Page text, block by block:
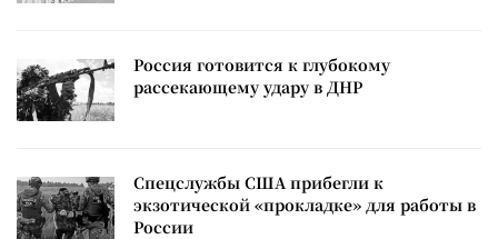
Россия готовится к глубокому
рассекающему удару в ДНР
Спецслужбы США прибегли к
экзотической «прокладке» для работы в
России